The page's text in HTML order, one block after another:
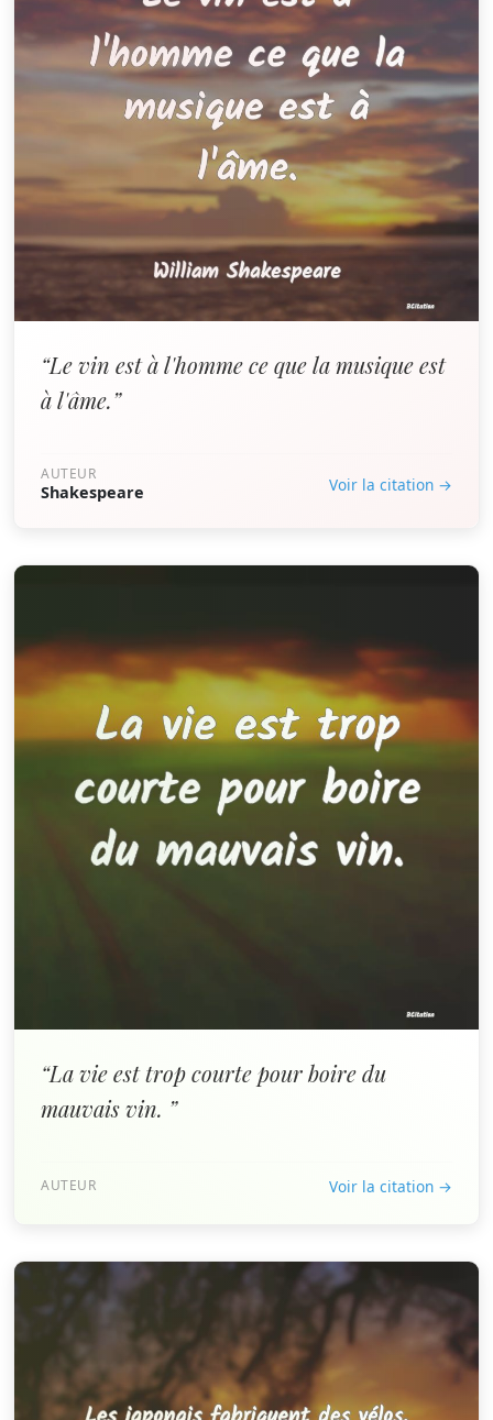
“Le vin est à l'homme ce que la musique est
à l'âme.”
AUTEUR
Shakespeare Voir la citation →
“La vie est trop courte pour boire du
mauvais vin. ”
AUTEUR Voir la citation →